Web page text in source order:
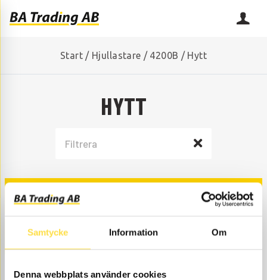
Samtycke Information Om
Denna webbplats använder cookies
Start / Hjullastare / 4200B / Hytt
HYTT
FÖRARSTOL
HYTTDETALJER